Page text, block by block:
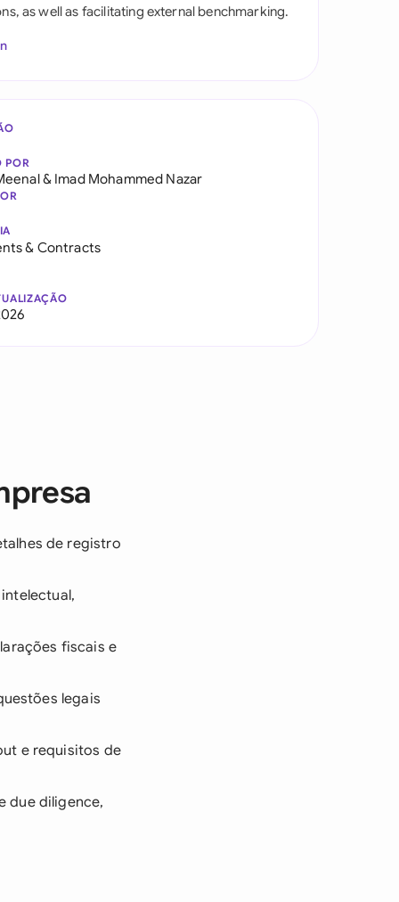
as well as facilitating external benchmarking.
POR
& Imad Mohammed Nazar
& Contracts
de registro
fiscais e
legais
e requisitos de
due diligence,